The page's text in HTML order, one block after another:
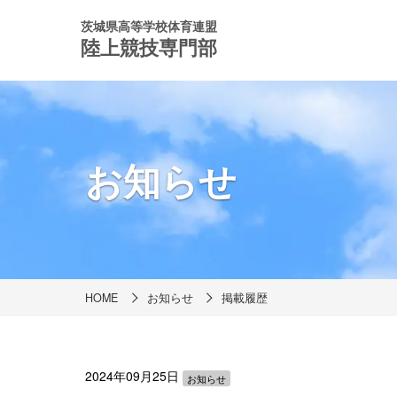
茨城県高等学校体育連盟
陸上競技専門部
お知らせ
HOME お知らせ 掲載履歴
2024年09月25日 お知らせ